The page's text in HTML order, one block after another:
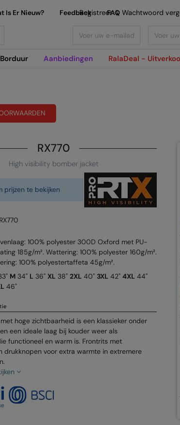
Aanbiedingen RalaDeal -
Is Er Nieuw? Feedback FAQ
Registreer | Wachtwoord
RX770
High visibility bomber jacket
prijzen te bekijken
100% polyester 300D Oxford met PU-
185g/m². Wattering: 100% polyester 160g/m².
100% polyestertaffeta 45g/m².
M34" L 36" XL 38" 2XL 40" 3XL 42" 4XL 44"
46"
hoge zichtbaarheid is een klassieker onder
een ideale laag bij kouder weer als
functioneel en warm is. Frontrits met
drukknopen voor extra warmte in extremere